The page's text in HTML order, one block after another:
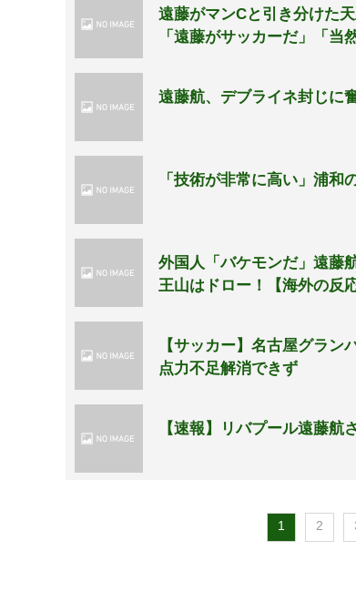
遠藤がマンCと引き分けた
「遠藤がサッカーだ」「当
遠藤航、デブライネ封じに
「技術が非常に高い」浦和
外国人「バケモンだ」遠藤
王山はドロー！【海外の反応
【サッカー】名古屋グラ
点力不足解消できず
【速報】リバプール遠藤
1 2